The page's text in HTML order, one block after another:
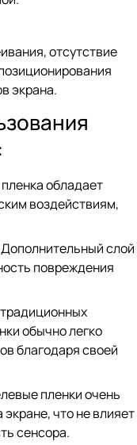
отсутствие
экрана.
обладает
воздействиям,
слой
повреждения
обычно легко
благодаря своей
пленки очень
что не влияет
сенсора.